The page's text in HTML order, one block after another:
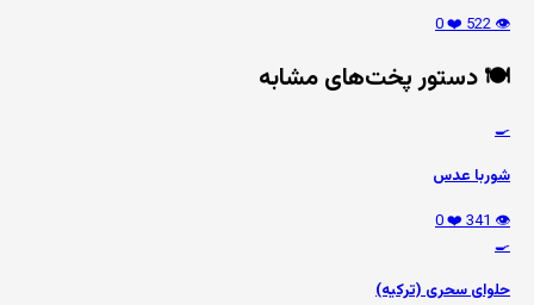
👁️ 522
❤️ 0
🍽️ دستور پخت‌های مشابه
🍳
شوربا عدس
👁️ 341
❤️ 0
🍳
حلوای سحری (ترکیه)